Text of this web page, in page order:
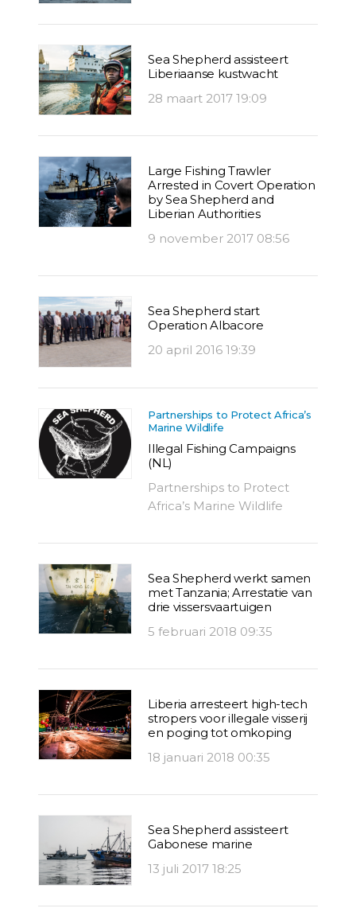
Sea Shepherd assisteert
Liberiaanse kustwacht
28 maart 2017 19:09
Large Fishing Trawler
Arrested in Covert Operation
by Sea Shepherd and
Liberian Authorities
9 november 2017 08:56
Sea Shepherd start
Operation Albacore
20 april 2016 19:39
Partnerships to Protect Africa’s
Marine Wildlife
Illegal Fishing Campaigns
(NL)
Partnerships to Protect
Africa’s Marine Wildlife
Sea Shepherd werkt samen
met Tanzania; Arrestatie van
drie vissersvaartuigen
5 februari 2018 09:35
Liberia arresteert high-tech
stropers voor illegale visserij
en poging tot omkoping
18 januari 2018 00:35
Sea Shepherd assisteert
Gabonese marine
13 juli 2017 18:25